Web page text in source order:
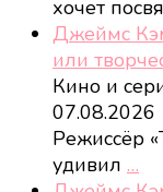
хочет
Джеймс
или
Кино и
07.08.2026
Режиссёр
удивил …